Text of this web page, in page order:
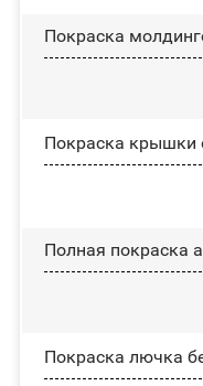
Покраска
Покраска крышки
Полная покраска
Покраска лючка